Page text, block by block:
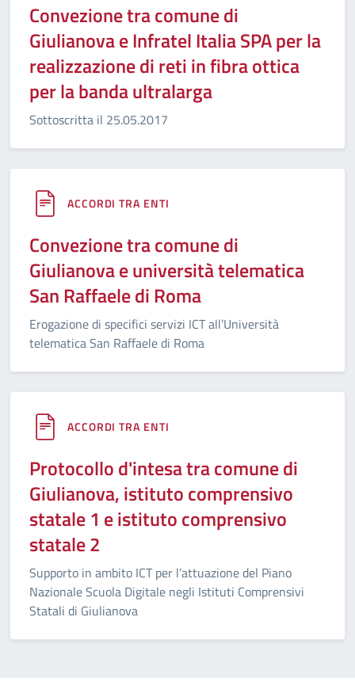
Convezione tra comune di
Giulianova e Infratel Italia SPA per la
realizzazione di reti in fibra ottica
per la banda ultralarga
Sottoscritta il 25.05.2017
ACCORDI TRA ENTI
Convezione tra comune di
Giulianova e università telematica
San Raffaele di Roma
Erogazione di specifici servizi ICT all’Università
telematica San Raffaele di Roma
ACCORDI TRA ENTI
Protocollo d'intesa tra comune di
Giulianova, istituto comprensivo
statale 1 e istituto comprensivo
statale 2
Supporto in ambito ICT per l’attuazione del Piano
Nazionale Scuola Digitale negli Istituti Comprensivi
Statali di Giulianova